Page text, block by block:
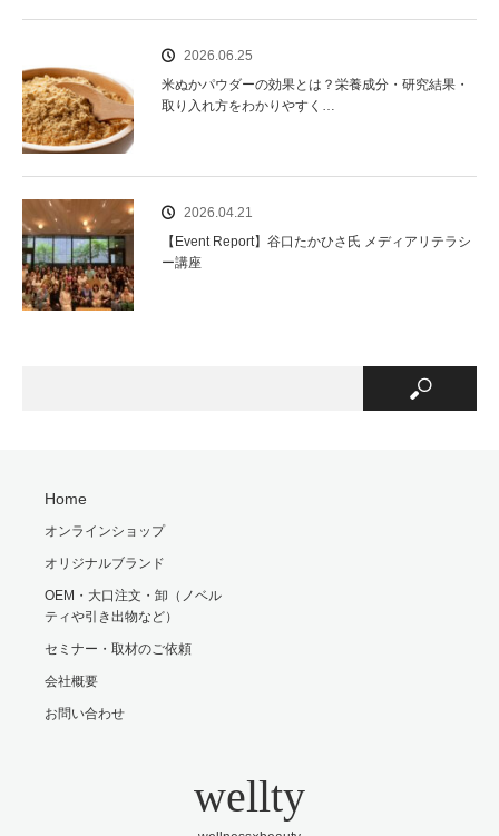
2026.06.25
米ぬかパウダーの効果とは？栄養成分・研究結果・
取り入れ方をわかりやすく…
2026.04.21
【Event Report】谷口たかひさ氏 メディアリテラシ
ー講座
Home
オンラインショップ
オリジナルブランド
OEM・大口注文・卸（ノベル
ティや引き出物など）
セミナー・取材のご依頼
会社概要
お問い合わせ
wellty